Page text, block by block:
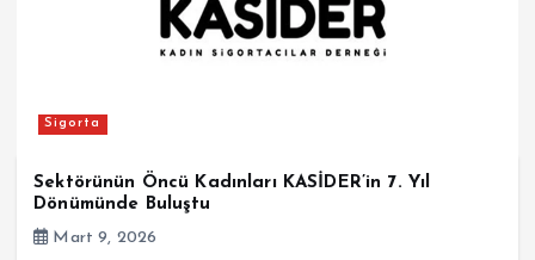
Sigorta
Sektörünün Öncü Kadınları KASİDER’in 7. Yıl
Dönümünde Buluştu
Mart 9, 2026